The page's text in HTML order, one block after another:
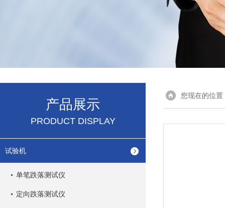
产品展示
PRODUCT DISPLAY
试验机
单笔跌落测试仪
定向跌落测试仪
您现在的位置